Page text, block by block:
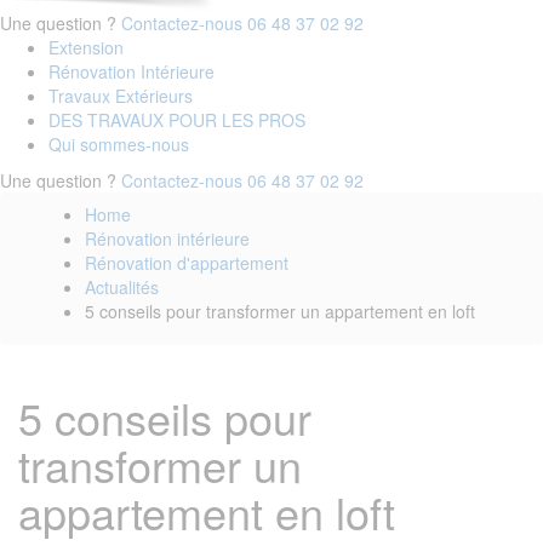
Une question ? Contactez-nous 06 48 37 02 92
Extension
Rénovation Intérieure
Travaux Extérieurs
DES TRAVAUX POUR LES PROS
Qui sommes-nous
Une question ? Contactez-nous 06 48 37 02 92
Home
Rénovation intérieure
Rénovation d'appartement
Actualités
5 conseils pour transformer un appartement en loft
5 conseils pour
transformer un
appartement en loft